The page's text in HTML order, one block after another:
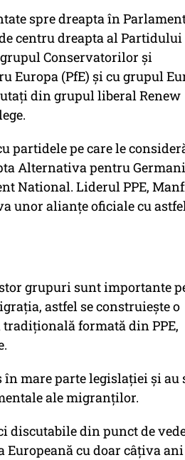
spre dreapta în
centru dreapta al Partidului
Conservatorilor și
Europa (PfE) și cu grupul
din grupul liberal Renew
partidele pe care le
Alternativa pentru
National. Liderul PPE,
unor alianțe oficiale cu
grupuri sunt importante
astfel se construiește o
formată din PPE,
mare parte legislației și au
ale migranților.
discutabile din punct de
Europeană cu doar câțiva